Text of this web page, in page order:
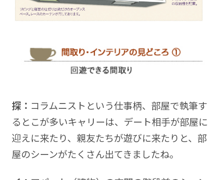
探： コラムニストという仕事柄、部屋で執筆す
るとこが多いキャリーは、デート相手が部屋に
迎えに来たり、親友たちが遊びに来たりと、部
屋のシーンがたくさん出てきましたね。